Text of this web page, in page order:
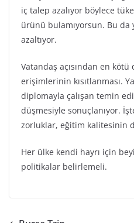
iç talep azalıyor böylece
ürünü bulamıyorsun. Bu
azaltıyor.
Vatandaş açısından en
erişimlerinin kısıtlanması.
diplomayla çalışan temin
düşmesiyle sonuçlanıyor.
zorluklar, eğitim kalitesinin
Her ülke kendi hayrı için
politikalar belirlemeli.